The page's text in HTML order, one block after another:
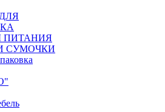
ПИТАНИЯ
СУМОЧКИ